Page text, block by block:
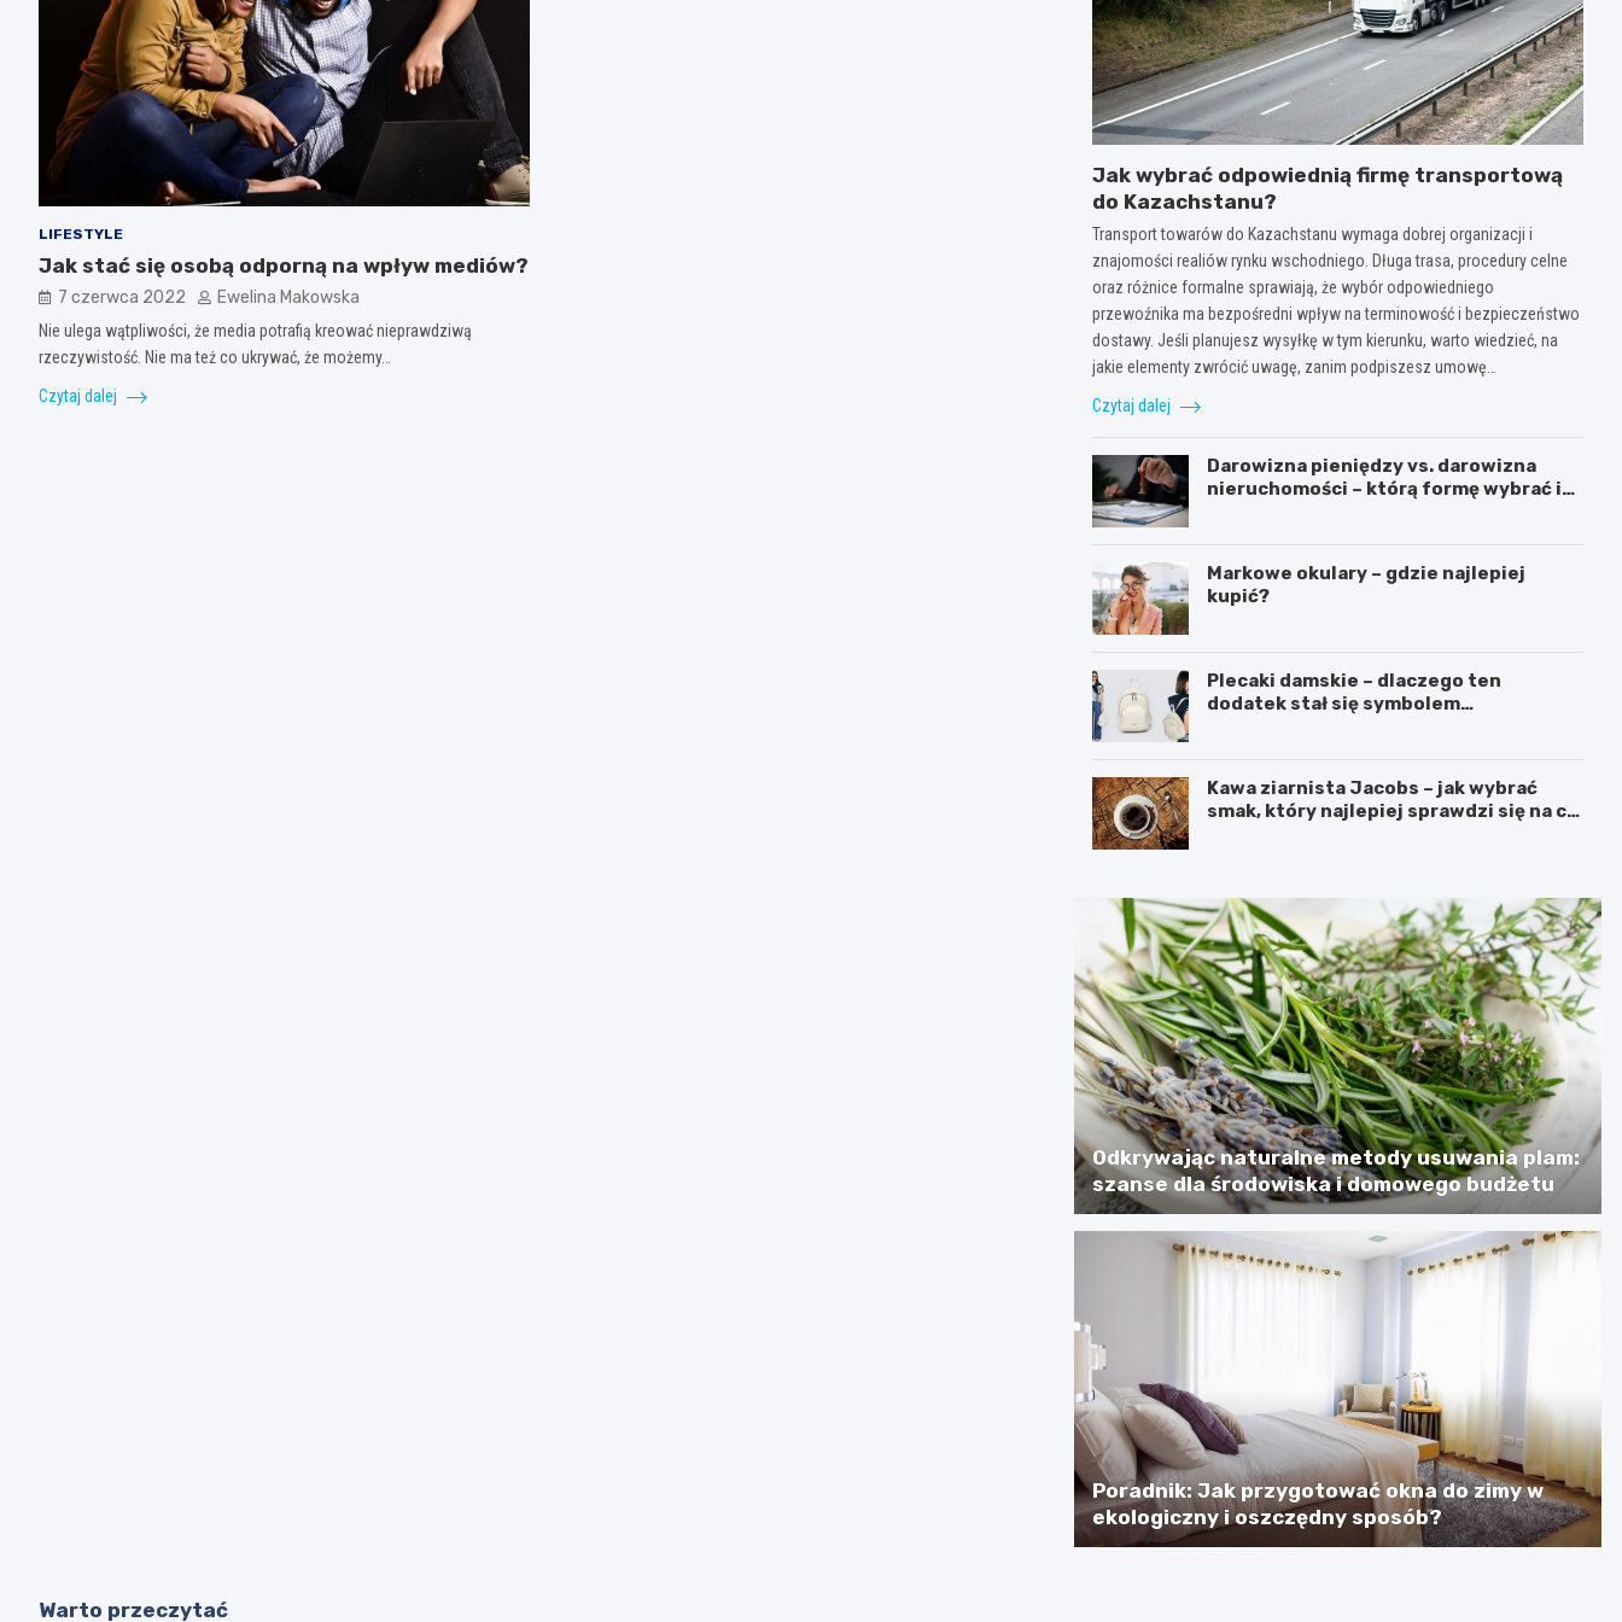
LIFESTYLE
Jak stać się osobą odporną na wpływ mediów?
7 czerwca 2022 Ewelina Makowska
Nie ulega wątpliwości, że media potrafią kreować nieprawdziwą
rzeczywistość. Nie ma też co ukrywać, że możemy…
Czytaj dalej
Jak wybrać odpowiednią firmę transportową
do Kazachstanu?
Transport towarów do Kazachstanu wymaga dobrej organizacji i
znajomości realiów rynku wschodniego. Długa trasa, procedury celne
oraz różnice formalne sprawiają, że wybór odpowiedniego
przewoźnika ma bezpośredni wpływ na terminowość i bezpieczeństwo
dostawy. Jeśli planujesz wysyłkę w tym kierunku, warto wiedzieć, na
jakie elementy zwrócić uwagę, zanim podpiszesz umowę…
Czytaj dalej
Darowizna pieniędzy vs. darowizna
nieruchomości – którą formę wybrać i
Markowe okulary – gdzie najlepiej
kupić?
Plecaki damskie – dlaczego ten
dodatek stał się symbolem
Kawa ziarnista Jacobs – jak wybrać
smak, który najlepiej sprawdzi się na co
Odkrywając naturalne metody usuwania plam:
szanse dla środowiska i domowego budżetu
Poradnik: Jak przygotować okna do zimy w
ekologiczny i oszczędny sposób?
Warto przeczytać